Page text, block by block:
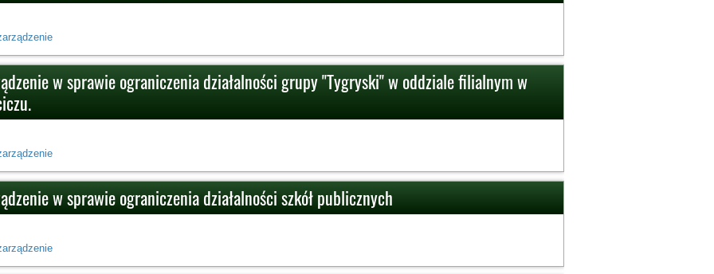
w sprawie ograniczenia działalności grupy "Tygryski" w oddziale filialnym w
w sprawie ograniczenia działalności szkół publicznych